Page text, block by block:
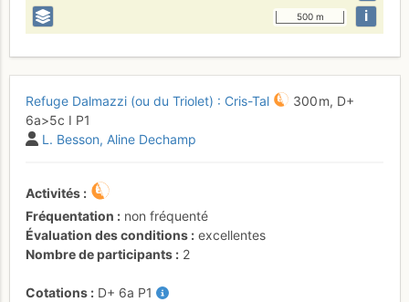
500 m i
Refuge Dalmazzi (ou du Triolet) : Cris-Tal 300 m, D+
6a>5c I P1
L. Besson Aline Dechamp
Activités
Fréquentation
non fréquenté
Évaluation des conditions
excellentes
Nombre de participants
2
Cotations D+ 6a P1